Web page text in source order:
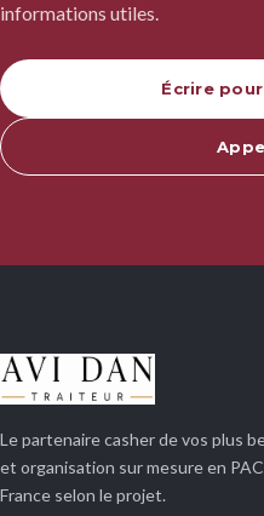
informations utiles.
Écrire
Le partenaire casher de vos plus
et organisation sur mesure en
France selon le projet.